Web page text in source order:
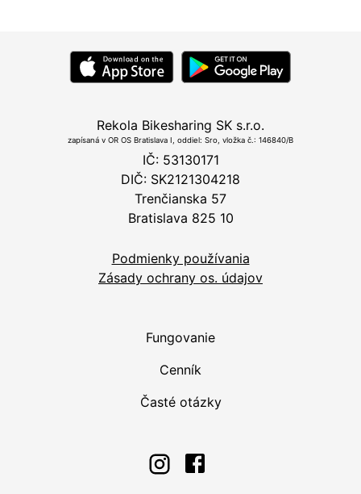
Rekola Bikesharing SK s.r.o.
zapísaná v OR OS Bratislava I, oddiel: Sro, vložka č.: 146840/B
IČ: 53130171
DIČ: SK2121304218
Trenčianska 57
Bratislava 825 10
Podmienky používania
Zásady ochrany os. údajov
Fungovanie
Cenník
Časté otázky